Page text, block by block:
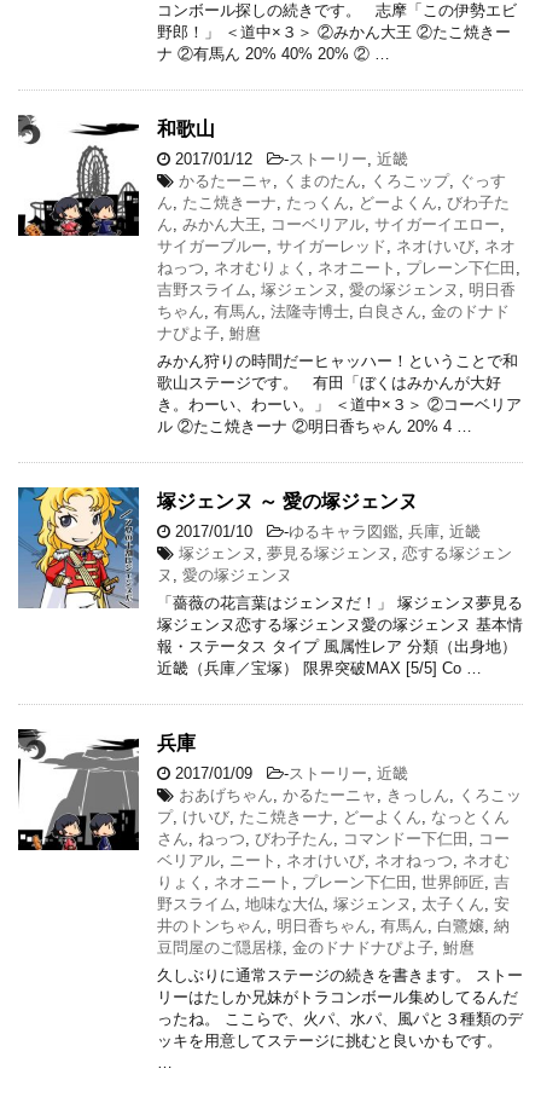
コンボール探しの続きです。 志摩「この伊勢エビ
野郎！」 ＜道中×３＞ ②みかん大王 ②たこ焼きー
ナ ②有馬ん 20% 40% 20% ② …
和歌山
2017/01/12 -ストーリー, 近畿
かるたーニャ , くまのたん, くろこップ, ぐっす
ん, たこ焼きーナ, たっくん, どーよくん, びわ子た
ん, みかん大王, コーベリアル, サイガーイエロー,
サイガーブルー, サイガーレッド, ネオけいび, ネオ
ねっつ, ネオむりょく , ネオニート , プレーン下仁田 ,
吉野スライム, 塚ジェンヌ , 愛の塚ジェンヌ , 明日香
ちゃん, 有馬ん, 法隆寺博士, 白良さん, 金のドナド
ナぴよ子, 鮒麿
みかん狩りの時間だーヒャッハー！ということで和
歌山ステージです。 有田「ぼくはみかんが大好
き。わーい、わーい。」 ＜道中×３＞ ②コーベリア
ル ②たこ焼きーナ ②明日香ちゃん 20% 4 …
塚ジェンヌ ～ 愛の塚ジェンヌ
2017/01/10 -ゆるキャラ図鑑, 兵庫, 近畿
塚ジェンヌ , 夢見る塚ジェンヌ , 恋する塚ジェン
ヌ , 愛の塚ジェンヌ
「薔薇の花言葉はジェンヌだ！」 塚ジェンヌ夢見る
塚ジェンヌ恋する塚ジェンヌ愛の塚ジェンヌ 基本情
報・ステータス タイプ 風属性レア 分類（出身地）
近畿（兵庫／宝塚） 限界突破MAX [5/5] Co …
兵庫
2017/01/09 -ストーリー, 近畿
おあげちゃん, かるたーニャ , きっしん, くろこッ
プ, けいび, たこ焼きーナ, どーよくん, なっとくん
さん, ねっつ, びわ子たん, コマンドー下仁田 , コー
ベリアル, ニート , ネオけいび, ネオねっつ, ネオむ
りょく , ネオニート , プレーン下仁田 , 世界師匠, 吉
野スライム, 地味な大仏, 塚ジェンヌ , 太子くん, 安
井のトンちゃん, 明日香ちゃん, 有馬ん, 白鷺嬢, 納
豆問屋のご隠居様, 金のドナドナぴよ子, 鮒麿
久しぶりに通常ステージの続きを書きます。 ストー
リーはたしか兄妹がトラコンボール集めしてるんだ
ったね。 ここらで、火パ、水パ、風パと３種類のデ
ッキを用意してステージに挑むと良いかもです。
…